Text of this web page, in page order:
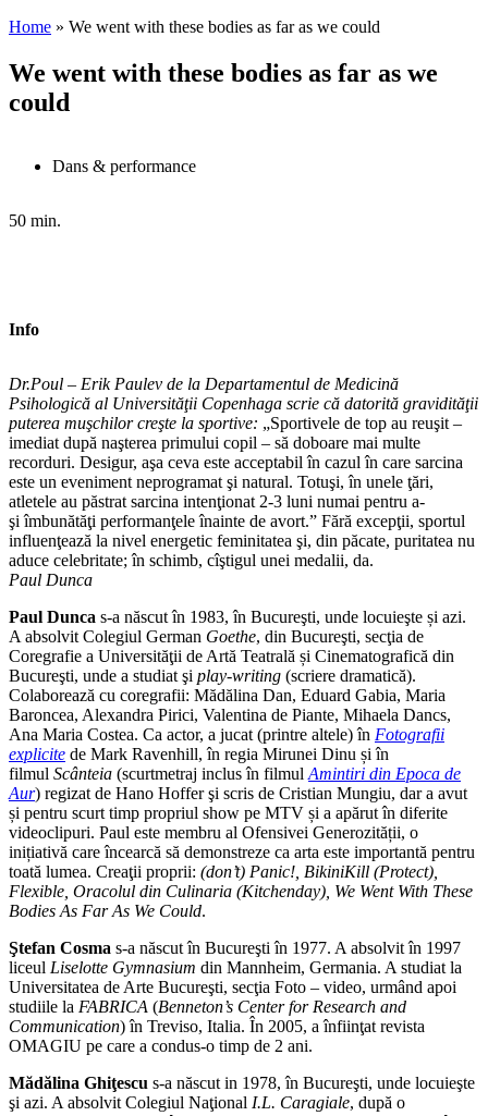
Home » We went with these bodies as far as we could
We went with these bodies as far as we
could
Dans & performance
50 min.
Info
Dr.Poul – Erik Paulev de la Departamentul de Medicină
Psihologică al Universităţii Copenhaga scrie că datorită gravidităţii
puterea muşchilor creşte la sportive: „Sportivele de top au reuşit –
imediat după naşterea primului copil – să doboare mai multe
recorduri. Desigur, aşa ceva este acceptabil în cazul în care sarcina
este un eveniment neprogramat şi natural. Totuşi, în unele ţări,
atletele au păstrat sarcina intenţionat 2-3 luni numai pentru a-
şi îmbunătăţi performanţele înainte de avort.” Fără excepţii, sportul
influenţează la nivel energetic feminitatea şi, din păcate, puritatea nu
aduce celebritate; în schimb, cîştigul unei medalii, da.
Paul Dunca
Paul Dunca s-a născut în 1983, în Bucureşti, unde locuieşte și azi.
A absolvit Colegiul German Goethe, din Bucureşti, secţia de
Coregrafie a Universităţii de Artă Teatrală și Cinematografică din
Bucureşti, unde a studiat şi play-writing (scriere dramatică).
Colaborează cu coregrafii: Mădălina Dan, Eduard Gabia, Maria
Baroncea, Alexandra Pirici, Valentina de Piante, Mihaela Dancs,
Ana Maria Costea. Ca actor, a jucat (printre altele) în Fotografii
explicite de Mark Ravenhill, în regia Mirunei Dinu și în
filmul Scânteia (scurtmetraj inclus în filmul Amintiri din Epoca de
Aur) regizat de Hano Hoffer şi scris de Cristian Mungiu, dar a avut
și pentru scurt timp propriul show pe MTV și a apărut în diferite
videoclipuri. Paul este membru al Ofensivei Generozității, o
inițiativă care încearcă să demonstreze ca arta este importantă pentru
toată lumea. Creaţii proprii: (don’t) Panic!, BikiniKill (Protect),
Flexible, Oracolul din Culinaria (Kitchenday), We Went With These
Bodies As Far As We Could.
Ştefan Cosma s-a născut în Bucureşti în 1977. A absolvit în 1997
liceul Liselotte Gymnasium din Mannheim, Germania. A studiat la
Universitatea de Arte Bucureşti, secţia Foto – video, urmând apoi
studiile la FABRICA (Benneton’s Center for Research and
Communication) în Treviso, Italia. În 2005, a înfiinţat revista
OMAGIU pe care a condus-o timp de 2 ani.
Mădălina Ghiţescu s-a născut in 1978, în Bucureşti, unde locuieşte
şi azi. A absolvit Colegiul Naţional I.L. Caragiale, după o